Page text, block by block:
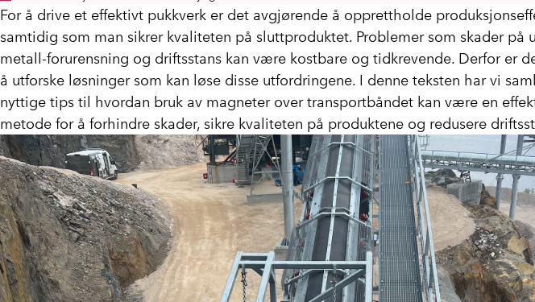
For å drive et effektivt pukkverk er det avgjørende å opprettholde
samtidig som man sikrer kvaliteten på sluttproduktet. Problemer som skader på
metall-forurensning og driftsstans kan være kostbare og tidkrevende. Derfor er
å utforske løsninger som kan løse disse utfordringene. I denne teksten har vi
nyttige tips til hvordan bruk av magneter over transportbåndet kan være en
metode for å forhindre skader, sikre kvaliteten på produktene og redusere